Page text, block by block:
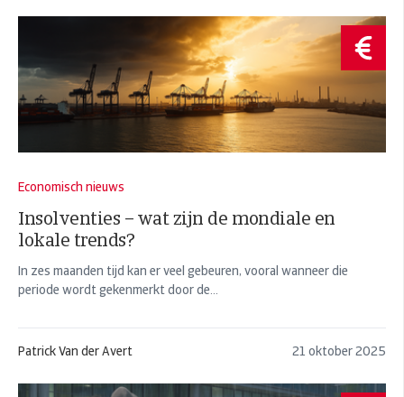
Economisch nieuws
Insolventies – wat zijn de mondiale en
lokale trends?
In zes maanden tijd kan er veel gebeuren, vooral wanneer die
periode wordt gekenmerkt door de...
Patrick Van der Avert 21 oktober 2025